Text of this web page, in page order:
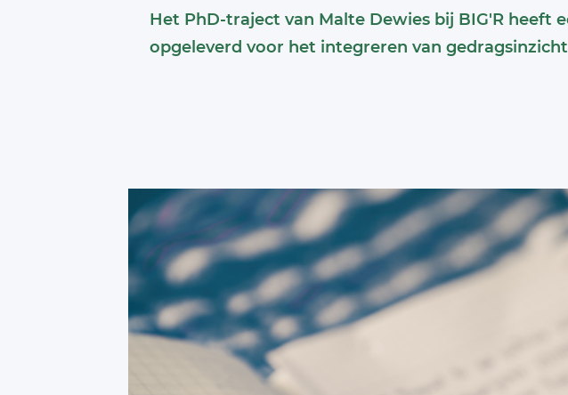
Het PhD-traject van Malte Dewies bij BIG'R heeft
opgeleverd voor het integreren van